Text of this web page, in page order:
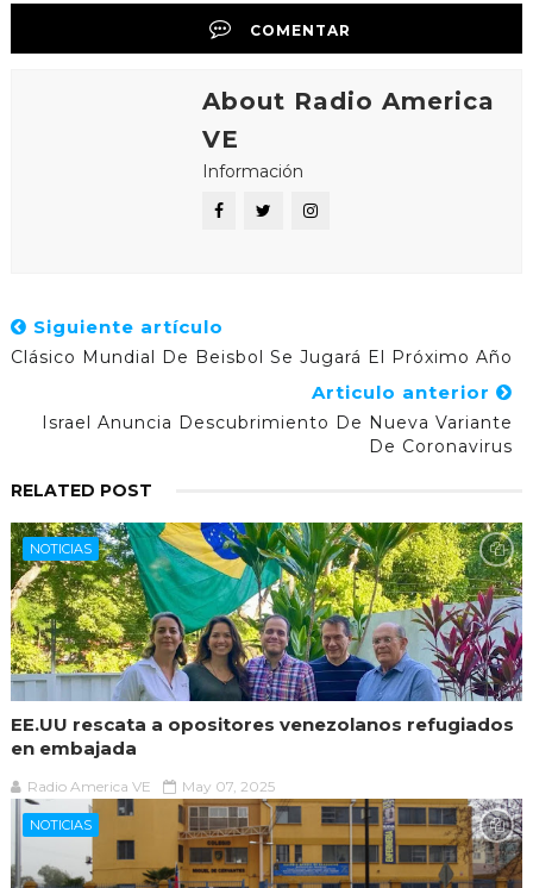
COMENTAR
About Radio America
VE
Información
Siguiente artículo
Clásico Mundial De Beisbol Se Jugará El Próximo Año
Articulo anterior
Israel Anuncia Descubrimiento De Nueva Variante
De Coronavirus
RELATED POST
NOTICIAS
EE.UU rescata a opositores venezolanos refugiados
en embajada
Radio America VE May 07, 2025
NOTICIAS